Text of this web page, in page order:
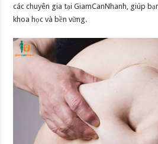
các chuyên gia tại GiamCanNhanh, giúp
khoa học và bền vững.